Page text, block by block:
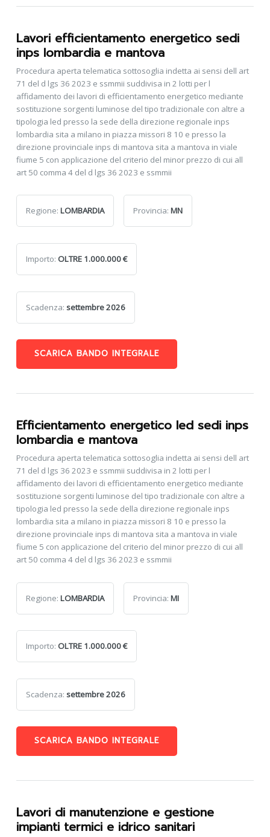
Lavori efficientamento energetico sedi
inps lombardia e mantova
Procedura aperta telematica sottosoglia indetta ai sensi dell art
71 del d lgs 36 2023 e ssmmii suddivisa in 2 lotti per l
affidamento dei lavori di efficientamento energetico mediante
sostituzione sorgenti luminose del tipo tradizionale con altre a
tipologia led presso la sede della direzione regionale inps
lombardia sita a milano in piazza missori 8 10 e presso la
direzione provinciale inps di mantova sita a mantova in viale
fiume 5 con applicazione del criterio del minor prezzo di cui all
art 50 comma 4 del d lgs 36 2023 e ssmmii
Regione: LOMBARDIA Provincia: MN
Importo: OLTRE 1.000.000 €
Scadenza: settembre 2026
SCARICA BANDO INTEGRALE
Efficientamento energetico led sedi inps
lombardia e mantova
Procedura aperta telematica sottosoglia indetta ai sensi dell art
71 del d lgs 36 2023 e ssmmii suddivisa in 2 lotti per l
affidamento dei lavori di efficientamento energetico mediante
sostituzione sorgenti luminose del tipo tradizionale con altre a
tipologia led presso la sede della direzione regionale inps
lombardia sita a milano in piazza missori 8 10 e presso la
direzione provinciale inps di mantova sita a mantova in viale
fiume 5 con applicazione del criterio del minor prezzo di cui all
art 50 comma 4 del d lgs 36 2023 e ssmmii
Regione: LOMBARDIA Provincia: MI
Importo: OLTRE 1.000.000 €
Scadenza: settembre 2026
SCARICA BANDO INTEGRALE
Lavori di manutenzione e gestione
impianti termici e idrico sanitari